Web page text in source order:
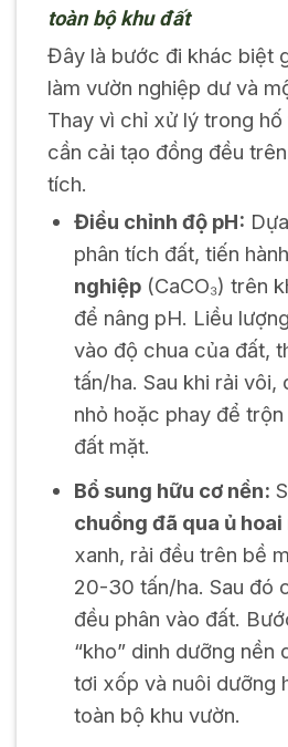
toàn bộ khu đất
Đây là bước đi khác biệt
làm vườn nghiệp dư và
Thay vì chỉ xử lý trong
cần cải tạo đồng đều
tích.
Điều chỉnh độ pH:
phân tích đất, tiến
nghiệp(CaCO₃) trên
để nâng pH. Liều
vào độ chua của đất,
tấn/ha. Sau khi rải vôi,
nhỏ hoặc phay để
đất mặt.
Bổ sung hữu cơ nền:
chuồng đã qua ủ hoai
xanh, rải đều trên bề
20-30 tấn/ha. Sau đó
đều phân vào đất.
“kho” dinh dưỡng nền
tơi xốp và nuôi dưỡng
toàn bộ khu vườn.